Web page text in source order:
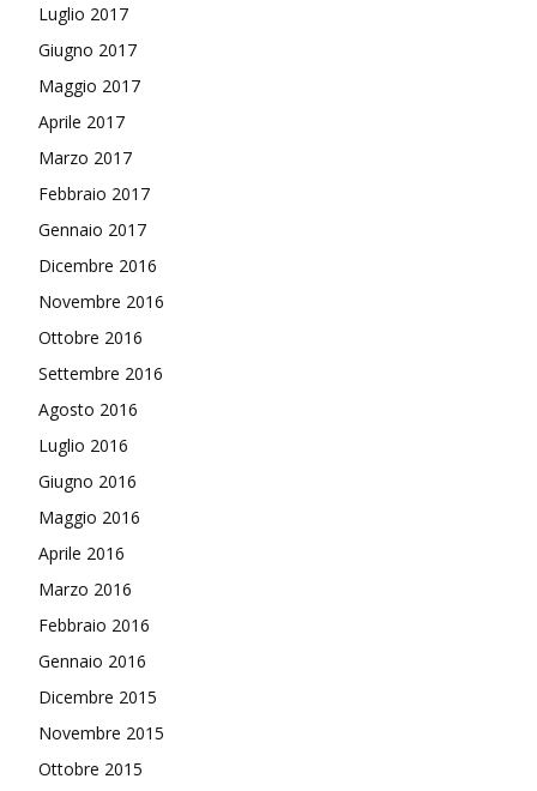
Luglio 2017
Giugno 2017
Maggio 2017
Aprile 2017
Marzo 2017
Febbraio 2017
Gennaio 2017
Dicembre 2016
Novembre 2016
Ottobre 2016
Settembre 2016
Agosto 2016
Luglio 2016
Giugno 2016
Maggio 2016
Aprile 2016
Marzo 2016
Febbraio 2016
Gennaio 2016
Dicembre 2015
Novembre 2015
Ottobre 2015